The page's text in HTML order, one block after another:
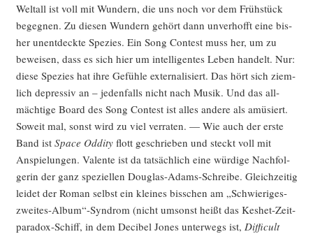
Welt­all ist voll mit Wun­dern, die uns noch vor dem Früh­stück
begeg­nen. Zu die­sen Wun­dern gehört dann unver­hofft eine bis­
her unent­deck­te Spe­zi­es. Ein Song Con­test muss her, um zu
bewei­sen, dass es sich hier um intel­li­gen­tes Leben han­delt. Nur:
die­se Spe­zi­es hat ihre Gefüh­le exter­na­li­siert. Das hört sich ziem­
lich depres­siv an – jeden­falls nicht nach Musik. Und das all­
mäch­ti­ge Board des Song Con­test ist alles ande­re als amü­siert.
Soweit mal, sonst wird zu viel ver­ra­ten. — Wie auch der ers­te
Band ist Space Oddi­tyflott geschrie­ben und steckt voll mit
Anspie­lun­gen. Valen­te ist da tat­säch­lich eine wür­di­ge Nach­fol­
ge­rin der ganz spe­zi­el­len Dou­glas-Adams-Schrei­be. Gleich­zei­tig
lei­det der Roman selbst ein klei­nes biss­chen am „Schwieriges-
zweites-Album“-Syndrom (nicht umsonst heißt das Kes­het-Zeit­
pa­ra­dox-Schiff, in dem Deci­bel Jones unter­wegs ist, Dif­fi­cult